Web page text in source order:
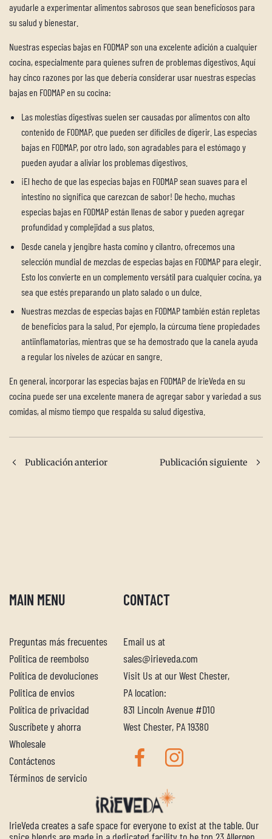
ayudarle a experimentar alimentos sabrosos que sean beneficiosos para
su salud y bienestar.
Nuestras especias bajas en FODMAP son una excelente adición a cualquier
cocina, especialmente para quienes sufren de problemas digestivos. Aquí
hay cinco razones por las que debería considerar usar nuestras especias
bajas en FODMAP en su cocina:
Las molestias digestivas suelen ser causadas por alimentos con alto
contenido de FODMAP, que pueden ser difíciles de digerir. Las especias
bajas en FODMAP, por otro lado, son agradables para el estómago y
pueden ayudar a aliviar los problemas digestivos.
¡El hecho de que las especias bajas en FODMAP sean suaves para el
intestino no significa que carezcan de sabor! De hecho, muchas
especias bajas en FODMAP están llenas de sabor y pueden agregar
profundidad y complejidad a sus platos.
Desde canela y jengibre hasta comino y cilantro, ofrecemos una
selección mundial de mezclas de especias bajas en FODMAP para elegir.
Esto los convierte en un complemento versátil para cualquier cocina, ya
sea que estés preparando un plato salado o un dulce.
Nuestras mezclas de especias bajas en FODMAP también están repletas
de beneficios para la salud. Por ejemplo, la cúrcuma tiene propiedades
antiinflamatorias, mientras que se ha demostrado que la canela ayuda
a regular los niveles de azúcar en sangre.
En general, incorporar las especias bajas en FODMAP de IrieVeda en su
cocina puede ser una excelente manera de agregar sabor y variedad a sus
comidas, al mismo tiempo que respalda su salud digestiva.
Publicación anterior Publicación siguiente
IrieVeda creates a safe space for everyone to exist at the table. Our
MAIN MENU
Preguntas más frecuentes
Politica de reembolso
Política de devoluciones
Politica de envios
Política de privacidad
Suscríbete y ahorra
Wholesale
Contáctenos
Términos de servicio
CONTACT
Email us at
sales@irieveda.com
Visit Us at our West Chester,
PA location:
831 Lincoln Avenue #D10
West Chester, PA 19380
Descubra su mezcla de especias
perfecta
Responda nuestro cuestionario para saber qué mezcla
de especias IrieVeda es la mejor combinación para su
dosha ayurvédico y participe para ganar su mezcla
perfecta.